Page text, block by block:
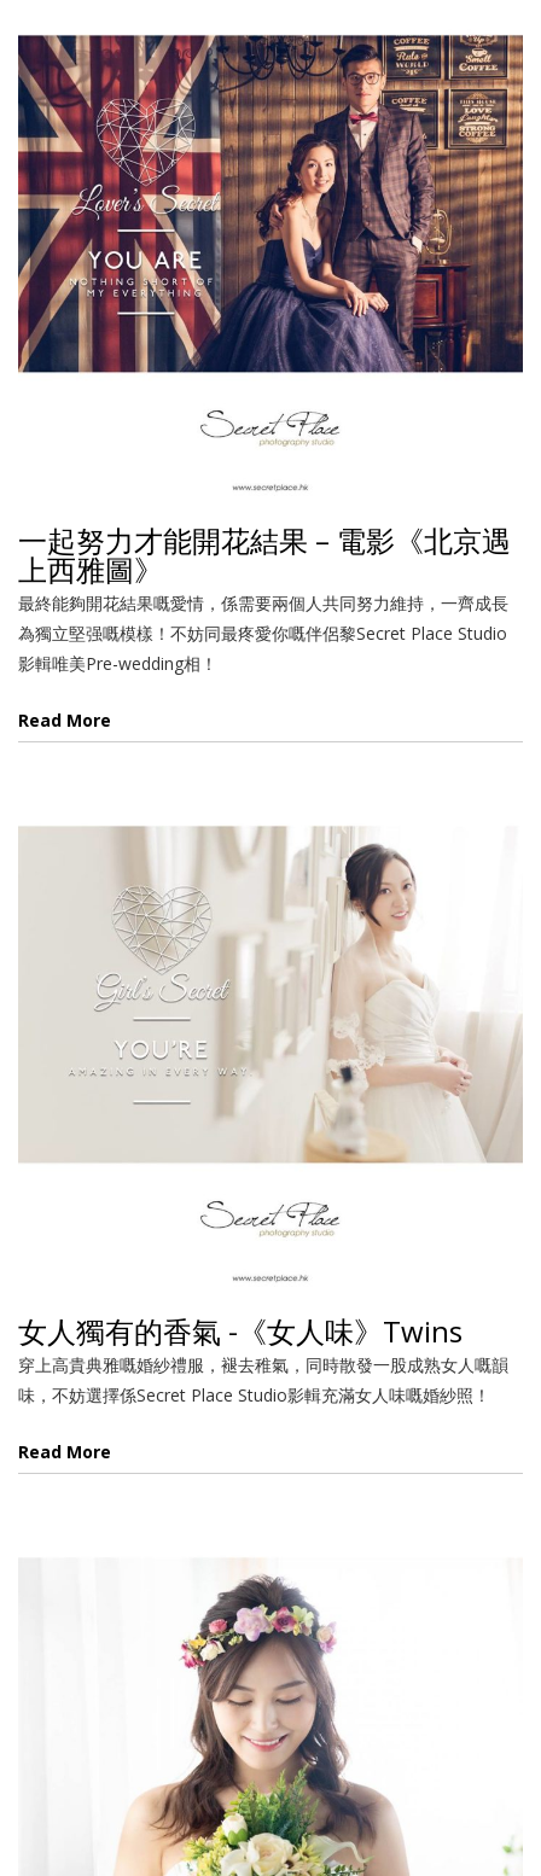
一起努力才能開花結果 – 電影《北京遇
上西雅圖》
最終能夠開花結果嘅愛情，係需要兩個人共同努力維持，一齊成長
為獨立堅强嘅模樣！不妨同最疼愛你嘅伴侶黎Secret Place Studio
影輯唯美Pre-wedding相！
Read More
女人獨有的香氣 -《女人味》Twins
穿上高貴典雅嘅婚紗禮服，褪去稚氣，同時散發一股成熟女人嘅韻
味，不妨選擇係Secret Place Studio影輯充滿女人味嘅婚紗照！
Read More